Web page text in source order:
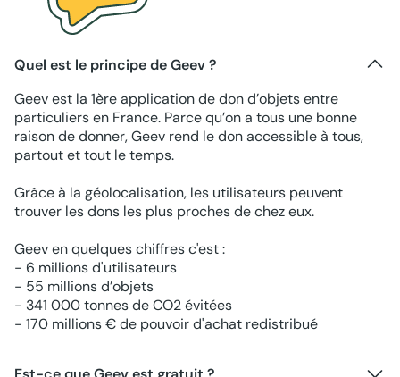
Quel est le principe de Geev ?
Geev est la 1ère application de don d’objets entre
particuliers en France. Parce qu’on a tous une bonne
raison de donner, Geev rend le don accessible à tous,
partout et tout le temps.
Grâce à la géolocalisation, les utilisateurs peuvent
trouver les dons les plus proches de chez eux.
Geev en quelques chiffres c'est :
- 6 millions d'utilisateurs
- 55 millions d’objets
- 341 000 tonnes de CO2 évitées
- 170 millions € de pouvoir d'achat redistribué